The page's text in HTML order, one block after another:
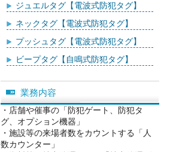
ジュエルタグ【電波式防犯タグ】
ネックタグ【電波式防犯タグ】
プッシュタグ【電波式防犯タグ】
ビープタグ【自鳴式防犯タグ】
業務内容
・店舗や催事の「防犯ゲート、防犯タ
グ、オプション機器」
・施設等の来場者数をカウントする「人
数カウンター」